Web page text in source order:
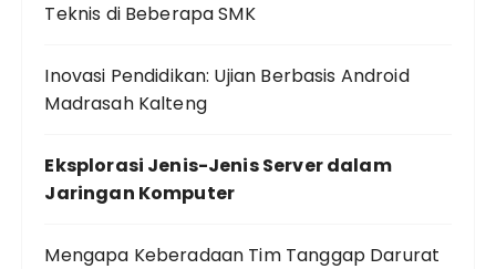
Teknis di Beberapa SMK
Inovasi Pendidikan: Ujian Berbasis Android
Madrasah Kalteng
Eksplorasi Jenis-Jenis Server dalam
Jaringan Komputer
Mengapa Keberadaan Tim Tanggap Darurat